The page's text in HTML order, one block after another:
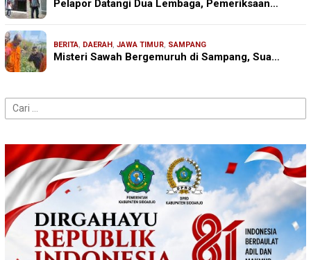
Pelapor Datangi Dua Lembaga, Pemeriksaan…
BERITA, DAERAH, JAWA TIMUR, SAMPANG
Misteri Sawah Bergemuruh di Sampang, Sua…
Cari
untuk: